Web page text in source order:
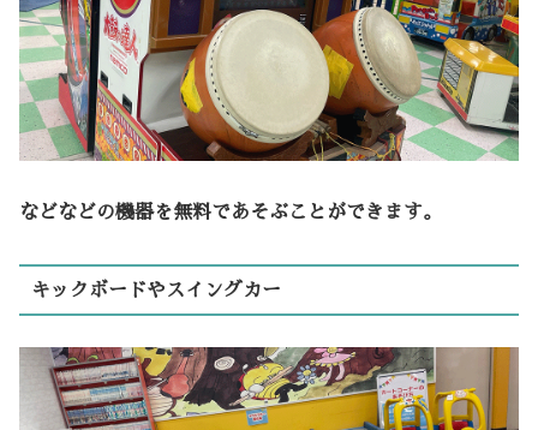
などなどの機器を無料であそぶことができます。
キックボードやスイングカー